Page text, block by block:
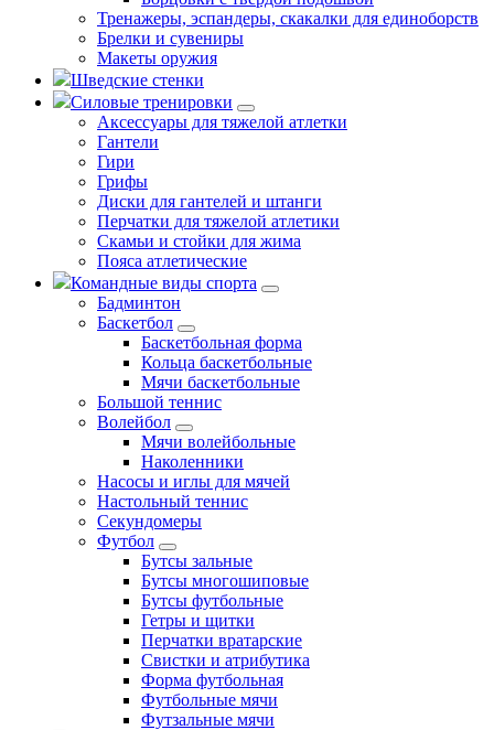
Тренажеры, эспандеры, скакалки для единоборств
Брелки и сувениры
Макеты оружия
Шведские стенки
Силовые тренировки
Аксессуары для тяжелой атлетки
Гантели
Гири
Грифы
Диски для гантелей и штанги
Перчатки для тяжелой атлетики
Скамьи и стойки для жима
Пояса атлетические
Командные виды спорта
Бадминтон
Баскетбол
Баскетбольная форма
Кольца баскетбольные
Мячи баскетбольные
Большой теннис
Волейбол
Мячи волейбольные
Наколенники
Насосы и иглы для мячей
Настольный теннис
Секундомеры
Футбол
Бутсы зальные
Бутсы многошиповые
Бутсы футбольные
Гетры и щитки
Перчатки вратарские
Свистки и атрибутика
Форма футбольная
Футбольные мячи
Футзальные мячи